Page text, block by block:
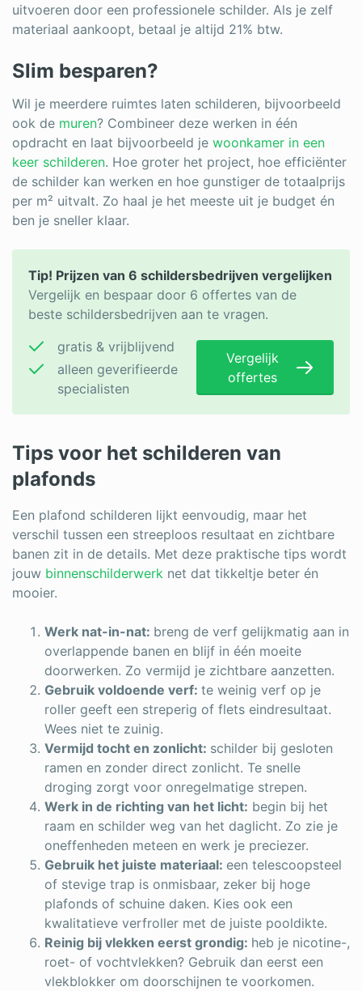
uitvoeren door een professionele schilder. Als je zelf
materiaal aankoopt, betaal je altijd 21% btw.
Slim besparen?
Wil je meerdere ruimtes laten schilderen, bijvoorbeeld
ook de muren? Combineer deze werken in één
opdracht en laat bijvoorbeeld je woonkamer in een
keer schilderen. Hoe groter het project, hoe efficiënter
de schilder kan werken en hoe gunstiger de totaalprijs
per m² uitvalt. Zo haal je het meeste uit je budget én
ben je sneller klaar.
Tip! Prijzen van 6 schildersbedrijven vergelijken
Vergelijk en bespaar door 6 offertes van de
beste schildersbedrijven aan te vragen.
gratis & vrijblijvend
alleen geverifieerde
specialisten
Vergelijk
offertes
Tips voor het schilderen van
plafonds
Een plafond schilderen lijkt eenvoudig, maar het
verschil tussen een streeploos resultaat en zichtbare
banen zit in de details. Met deze praktische tips wordt
jouw binnenschilderwerk net dat tikkeltje beter én
mooier.
Werk nat-in-nat: breng de verf gelijkmatig aan in
overlappende banen en blijf in één moeite
doorwerken. Zo vermijd je zichtbare aanzetten.
Gebruik voldoende verf: te weinig verf op je
roller geeft een streperig of flets eindresultaat.
Wees niet te zuinig.
Vermijd tocht en zonlicht: schilder bij gesloten
ramen en zonder direct zonlicht. Te snelle
droging zorgt voor onregelmatige strepen.
Werk in de richting van het licht: begin bij het
raam en schilder weg van het daglicht. Zo zie je
oneffenheden meteen en werk je preciezer.
Gebruik het juiste materiaal: een telescoopsteel
of stevige trap is onmisbaar, zeker bij hoge
plafonds of schuine daken. Kies ook een
kwalitatieve verfroller met de juiste pooldikte.
Reinig bij vlekken eerst grondig: heb je nicotine-,
roet- of vochtvlekken? Gebruik dan eerst een
vlekblokker om doorschijnen te voorkomen.